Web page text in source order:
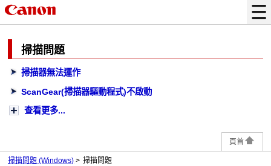
掃描問題
掃描器無法運作
ScanGear(掃描器驅動程式)不啟動
查看更多...
頁首
掃描問題 (Windows) 掃描問題